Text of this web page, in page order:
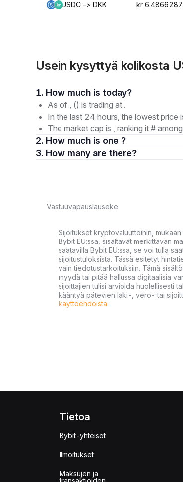
USDC –> DKK kr
Usein kysyttyä kolikosta
1. How much is today?
As of , () is trading at .
In the last 24 hours, the lowest price
The market cap is , ranking it #
2. How much is one ?
3. How many are there?
Vastuuvapauslauseke
Sijoitukset kryptovaluuttoihin,
Bybit EU:ssa, sisältävät merkittävän
saatavilla Bybit EU:ssa, se voi tulla
sijoitustuloksista. Tässä esitetyt
vain tiedotustarkoituksiin. Tämä
myydä tai pitää hallussa digitaalisia
sijoittajien tulisi arvioida huolellisesti
kääntyä pätevien laki-, vero- tai
käyttöehdoista.
Tietoa
Bybit-yhteisöt
Ilmoitukset
Maksujen ja
transaktioiden